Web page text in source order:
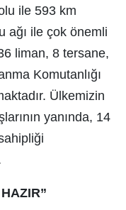
ile 593 km
ağı ile çok önemli
liman, 8 tersane,
Komutanlığı
Ülkemizin
yanında, 14